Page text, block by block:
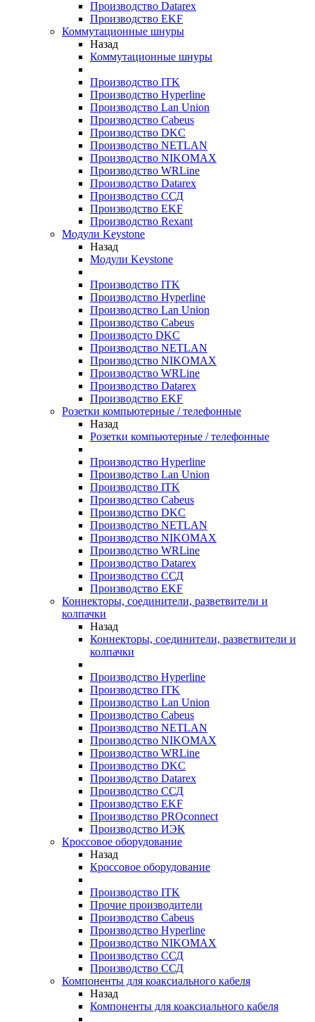
Производство Datarex
Производство EKF
Коммутационные шнуры
Назад
Коммутационные шнуры
Производство ITK
Производство Hyperline
Производство Lan Union
Производство Cabeus
Производство DKC
Производство NETLAN
Производство NIKOMAX
Производство WRLine
Производство Datarex
Производство ССД
Производство EKF
Производство Rexant
Модули Keystone
Назад
Модули Keystone
Производство ITK
Производство Hyperline
Производство Lan Union
Производство Cabeus
Производсто DKC
Производство NETLAN
Производство NIKOMAX
Производство WRLine
Производство Datarex
Производство EKF
Розетки компьютерные / телефонные
Назад
Розетки компьютерные / телефонные
Производство Hyperline
Производство Lan Union
Производство ITK
Производство Cabeus
Производство DKC
Производство NETLAN
Производство NIKOMAX
Производство WRLine
Производство Datarex
Производство ССД
Производство EKF
Коннекторы, соединители, разветвители и
колпачки
Назад
Коннекторы, соединители, разветвители и
колпачки
Производство Hyperline
Производство ITK
Производство Lan Union
Производство Cabeus
Производство NETLAN
Производство NIKOMAX
Производство WRLine
Производство DKC
Производство Datarex
Производство ССД
Производство EKF
Производство PROconnect
Производство ИЭК
Кроссовое оборудование
Назад
Кроссовое оборудование
Производство ITK
Прочие производители
Производство Cabeus
Производство Hyperline
Производство NIKOMAX
Производство ССД
Производство ССД
Компоненты для коаксиального кабеля
Назад
Компоненты для коаксиального кабеля